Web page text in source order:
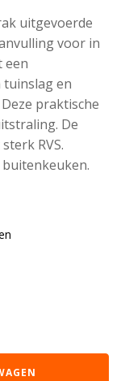
uitgevoerde
voor in
een
en
praktische
De
RVS.